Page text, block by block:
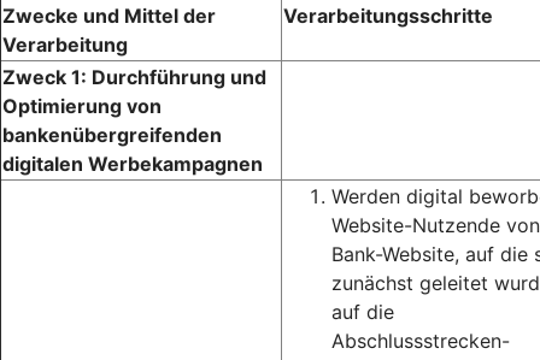
Zwecke und Mittel der
Verarbeitung
Verarbeitungsschritte
Zweck 1: Durchführung und
Optimierung von
bankenübergreifenden
digitalen Werbekampagnen
Werden digital
Website-Nutzende
Bank-Website, auf die
zunächst geleitet
auf die
Abschlussstrecken-